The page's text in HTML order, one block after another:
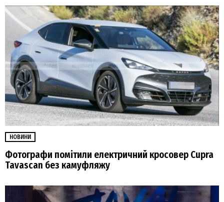
НОВИНИ
Фотографи помітили електричний кросовер Cupra
Tavascan без камуфляжу